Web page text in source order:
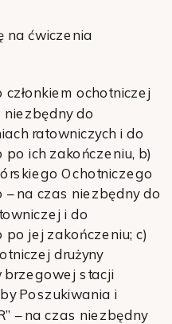
na ćwiczenia
ochotniczej
niezbędny do
ratowniczych i do
ich zakończeniu, b)
Ochotniczego
na czas niezbędny do
i do
jej zakończeniu; c)
drużyny
brzegowej stacji
Poszukiwania i
– na czas niezbędny